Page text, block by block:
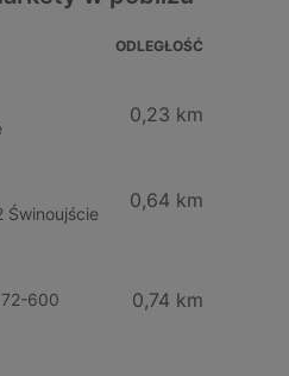
ODLEGŁOŚĆ
0,23 km
Świnoujście
0,64 km
72-600
0,74 km